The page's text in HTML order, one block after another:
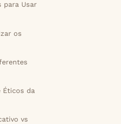
para Usar
os
Éticos da
vs